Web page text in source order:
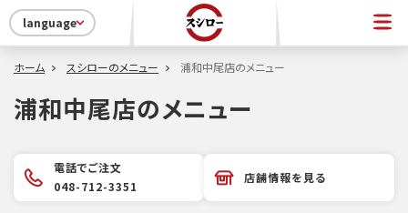
language
ホーム スシローのメニュー 浦和中尾店のメニュー
浦和中尾店のメニュー
電話でご注文
048-712-3351
店舗情報を見る